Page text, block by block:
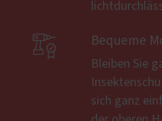
 Bequeme
Bleiben Sie
sich ganz